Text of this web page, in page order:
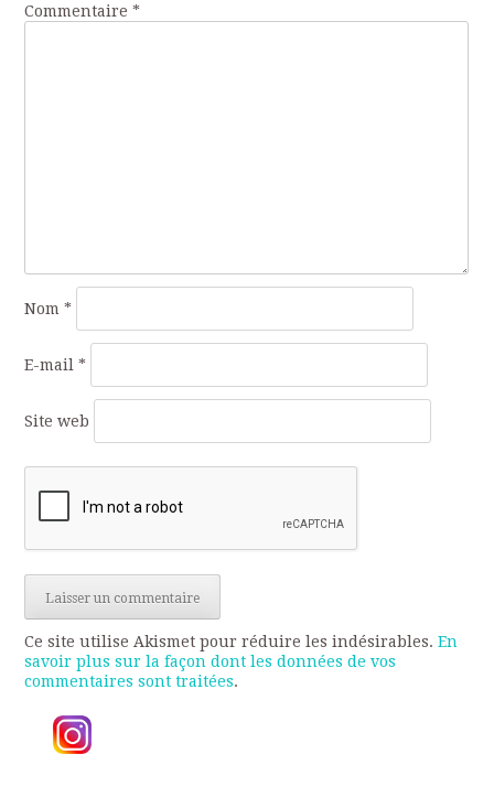
Commentaire*
Nom*
E-mail*
Site web
Ce site utilise Akismet pour réduire les indésirables.En
savoir plus sur la façon dont les données de vos
commentaires sont traitées.